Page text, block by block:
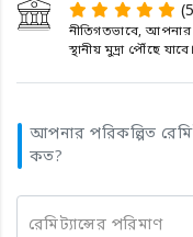
নীতিগতভাবে, আপনার
স্থানীয় মুদ্রা পৌঁছে যাবে।
আপনার পরিকল্পিত
কত?
রেমিট্যান্সের পরিমাণ